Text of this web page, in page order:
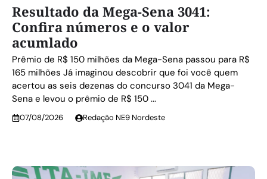
Resultado da Mega-Sena 3041:
Confira números e o valor
acumlado
Prêmio de R$ 150 milhões da Mega-Sena passou para R$
165 milhões Já imaginou descobrir que foi você quem
acertou as seis dezenas do concurso 3041 da Mega-
Sena e levou o prêmio de R$ 150 ...
07/08/2026 Redação NE9 Nordeste